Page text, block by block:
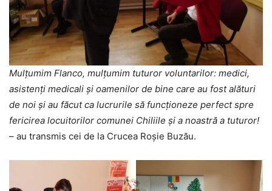
Mulțumim Flanco, mulțumim tuturor voluntarilor: medici,
asistenți medicali și oamenilor de bine care au fost alături
de noi și au făcut ca lucrurile să funcționeze perfect spre
fericirea locuitorilor comunei Chiliile și a noastră a tuturor!
– au transmis cei de la Crucea Roșie Buzău.